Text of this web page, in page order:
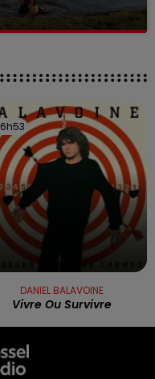
DANIEL BALAVOINE
Vivre Ou Survivre